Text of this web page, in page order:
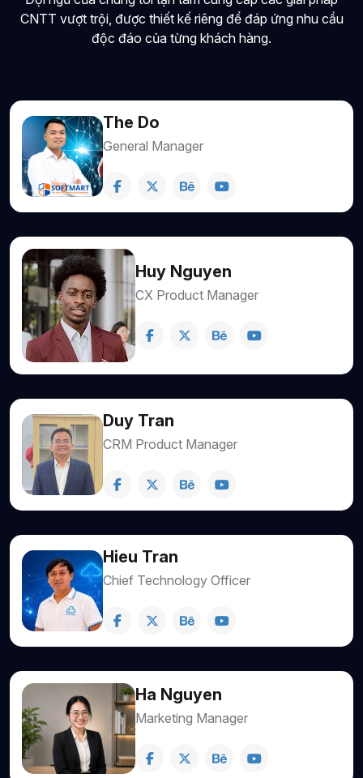
CNTT vượt trội, được thiết kế riêng để đáp ứng nhu cầu
độc đáo của từng khách hàng.
The Do
General Manager
Huy Nguyen
CX Product Manager
Duy Tran
CRM Product Manager
Hieu Tran
Chief Technology Officer
Ha Nguyen
Marketing Manager